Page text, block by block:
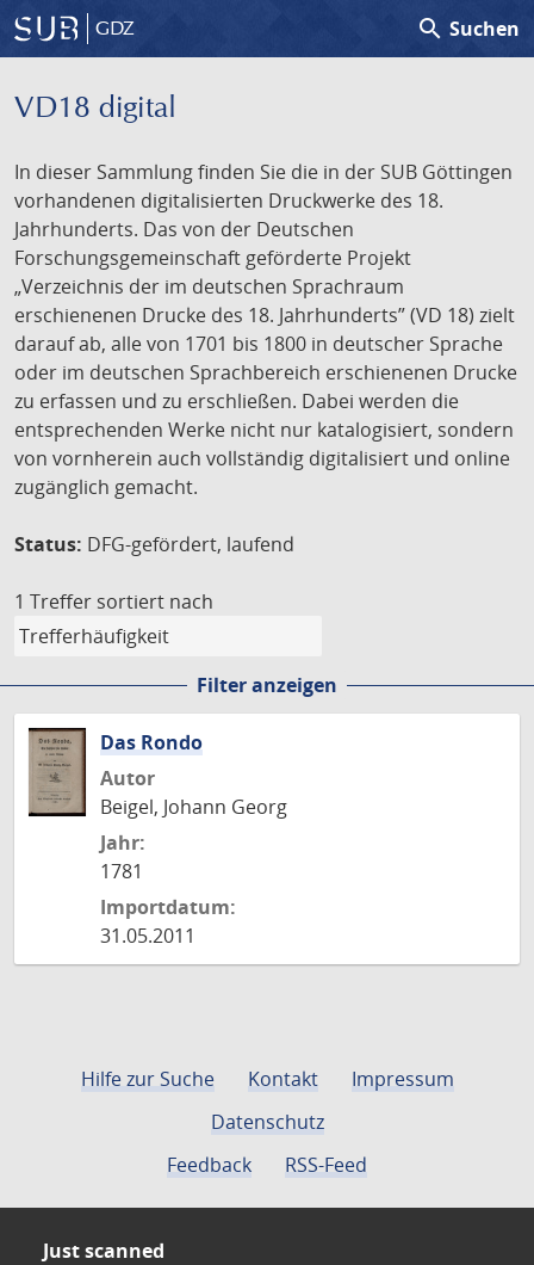
GDZ search Suchen
VD18 digital
In dieser Sammlung finden Sie die in der SUB Göttingen
vorhandenen digitalisierten Druckwerke des 18.
Jahrhunderts. Das von der Deutschen
Forschungsgemeinschaft geförderte Projekt
„Verzeichnis der im deutschen Sprachraum
erschienenen Drucke des 18. Jahrhunderts” (VD 18) zielt
darauf ab, alle von 1701 bis 1800 in deutscher Sprache
oder im deutschen Sprachbereich erschienenen Drucke
zu erfassen und zu erschließen. Dabei werden die
entsprechenden Werke nicht nur katalogisiert, sondern
von vornherein auch vollständig digitalisiert und online
zugänglich gemacht.
Status: DFG-gefördert, laufend
1 Treffer sortiert nach
Filter anzeigen
Das Rondo
Autor
Beigel, Johann Georg
Jahr:
1781
Importdatum:
31.05.2011
Hilfe zur Suche Kontakt
Impressum
Datenschutz
Feedback
RSS-Feed
Just scanned